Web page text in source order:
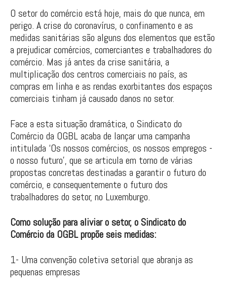
O setor do comércio está hoje, mais do que nunca, em
perigo. A crise do coronavírus, o confinamento e as
medidas sanitárias são alguns dos elementos que estão
a prejudicar comércios, comerciantes e trabalhadores do
comércio. Mas já antes da crise sanitária, a
multiplicação dos centros comerciais no país, as
compras em linha e as rendas exorbitantes dos espaços
comerciais tinham já causado danos no setor.
Face a esta situação dramática, o Sindicato do
Comércio da OGBL acaba de lançar uma campanha
intitulada ‘Os nossos comércios, os nossos empregos -
o nosso futuro’, que se articula em torno de várias
propostas concretas destinadas a garantir o futuro do
comércio, e consequentemente o futuro dos
trabalhadores do setor, no Luxemburgo.
Como solução para aliviar o setor, o Sindicato do
Comércio da OGBL propõe seis medidas:
1- Uma convenção coletiva setorial que abranja as
pequenas empresas